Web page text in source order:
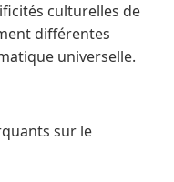
culturelles de
différentes
universelle.
sur le